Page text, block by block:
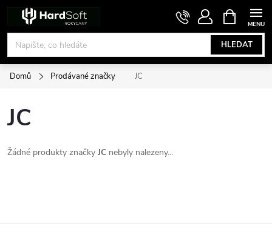
obsah
HLEDAT
NÁKUPNÍ
KOŠÍK
Domů Prodávané značky JC
JC
Žádné produkty značky JC nebyly nalezeny...